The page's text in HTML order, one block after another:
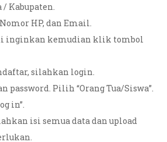
Kabupaten.
HP, dan Email.
inginkan kemudian klik tombol
silahkan login.
password. Pilih “Orang Tua/Siswa”.
in”.
isi semua data dan upload